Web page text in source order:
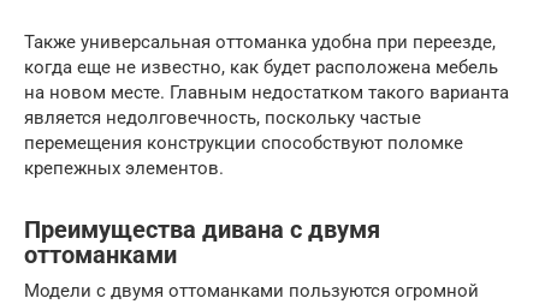
Также универсальная оттоманка удобна при переезде,
когда еще не известно, как будет расположена мебель
на новом месте. Главным недостатком такого варианта
является недолговечность, поскольку частые
перемещения конструкции способствуют поломке
крепежных элементов.
Преимущества дивана с двумя
оттоманками
Модели с двумя оттоманками пользуются огромной